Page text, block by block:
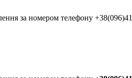
за номером телефону